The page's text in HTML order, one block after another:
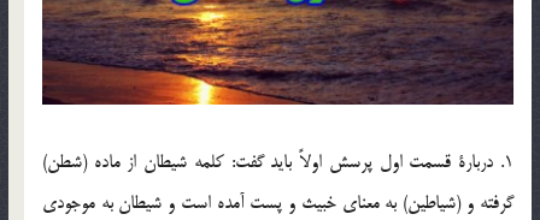
1. دربارة قسمت اول پرسش اولاً بايد گفت: كلمه شيطان از ماده (شطن)
گرفته و (شياطين) به معناي خبيث و پست آمده است و شيطان به موجودي